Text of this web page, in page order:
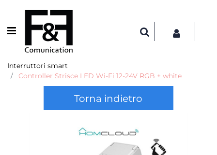
Open menu
Interruttori smart
Controller Strisce LED Wi-Fi 12-24V RGB + white
Torna indietro